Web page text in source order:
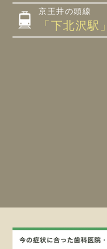
京王井の頭線
「下北沢駅」